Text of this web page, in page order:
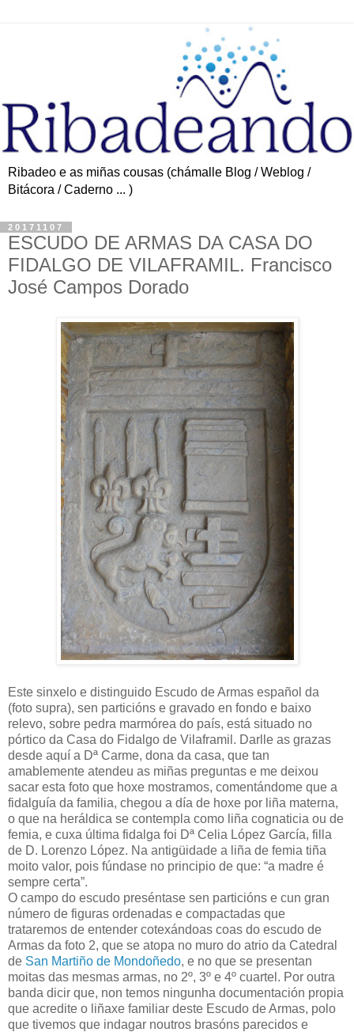
Ribadeo e as miñas cousas (chámalle Blog / Weblog /
Bitácora / Caderno ... )
20171107
ESCUDO DE ARMAS DA CASA DO
FIDALGO DE VILAFRAMIL. Francisco
José Campos Dorado
Este sinxelo e distinguido Escudo de Armas español da
(foto supra), sen particións e gravado en fondo e baixo
relevo, sobre pedra marmórea do país, está situado no
pórtico da Casa do Fidalgo de Vilaframil. Darlle as grazas
desde aquí a Dª Carme, dona da casa, que tan
amablemente atendeu as miñas preguntas e me deixou
sacar esta foto que hoxe mostramos, comentándome que a
fidalguía da familia, chegou a día de hoxe por liña materna,
o que na heráldica se contempla como liña cognaticia ou de
femia, e cuxa última fidalga foi Dª Celia López García, filla
de D. Lorenzo López. Na antigüidade a liña de femia tiña
moito valor, pois fúndase no principio de que: “a madre é
sempre certa”.
O campo do escudo preséntase sen particións e cun gran
número de figuras ordenadas e compactadas que
trataremos de entender cotexándoas coas do escudo de
Armas da foto 2, que se atopa no muro do atrio da Catedral
de San Martiño de Mondoñedo, e no que se presentan
moitas das mesmas armas, no 2º, 3º e 4º cuartel. Por outra
banda dicir que, non temos ningunha documentación propia
que acredite o liñaxe familiar deste Escudo de Armas, polo
que tivemos que indagar noutros brasóns parecidos e